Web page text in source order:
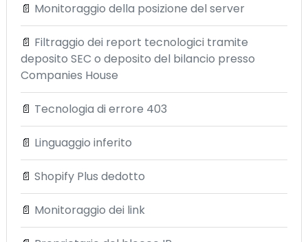
📄 Monitoraggio della posizione del server
📄 Filtraggio dei report tecnologici tramite
deposito SEC o deposito del bilancio presso
Companies House
📄 Tecnologia di errore 403
📄 Linguaggio inferito
📄 Shopify Plus dedotto
📄 Monitoraggio dei link